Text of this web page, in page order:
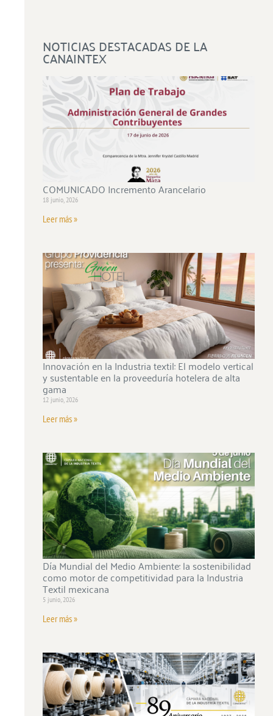
NOTICIAS DESTACADAS DE LA
CANAINTEX
COMUNICADO Incremento Arancelario
18 junio, 2026
Leer más »
Innovación en la Industria textil: El modelo vertical
y sustentable en la proveeduría hotelera de alta
gama
12 junio, 2026
Leer más »
Día Mundial del Medio Ambiente: la sostenibilidad
como motor de competitividad para la Industria
Textil mexicana
5 junio, 2026
Leer más »